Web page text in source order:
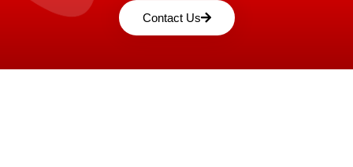
Contact Us